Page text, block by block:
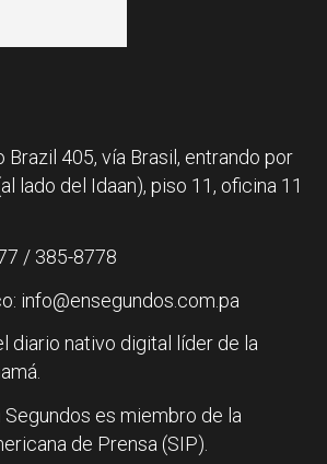
Brazil 405, vía Brasil, entrando por
lado del Idaan), piso 11, oficina 11
/ 385-8778
info@ensegundos.com.pa
diario nativo digital líder de la
Segundos es miembro de la
de Prensa (SIP).